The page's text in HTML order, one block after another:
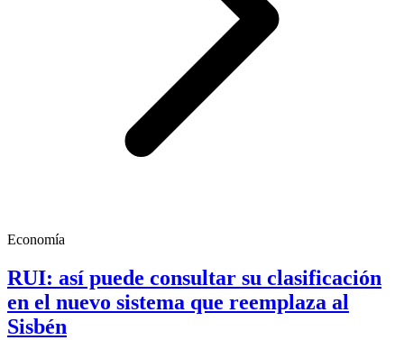
Economía
RUI: así puede consultar su clasificación
en el nuevo sistema que reemplaza al
Sisbén